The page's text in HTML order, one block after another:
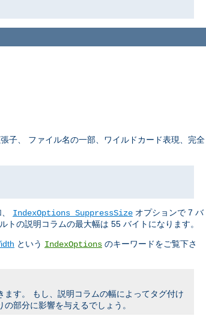
子、 ファイル名の一部、ワイルドカード表現、完全
IndexOptions SuppressSize オプションで 7 バ
の説明コラムの最大幅は 55 バイトになります。
という IndexOptions のキーワードをご覧下さ
す。 もし、説明コラムの幅によってタグ付け
部分に影響を与えるでしょう。